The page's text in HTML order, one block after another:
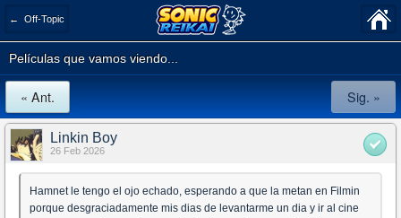
← Off-Topic
Películas que vamos viendo...
« Ant. Sig. »
Linkin Boy
26 Feb 2026
Hamnet le tengo el ojo echado, esperando a que la metan en Filmin
porque desgraciadamente mis dias de levantarme un dia y ir al cine